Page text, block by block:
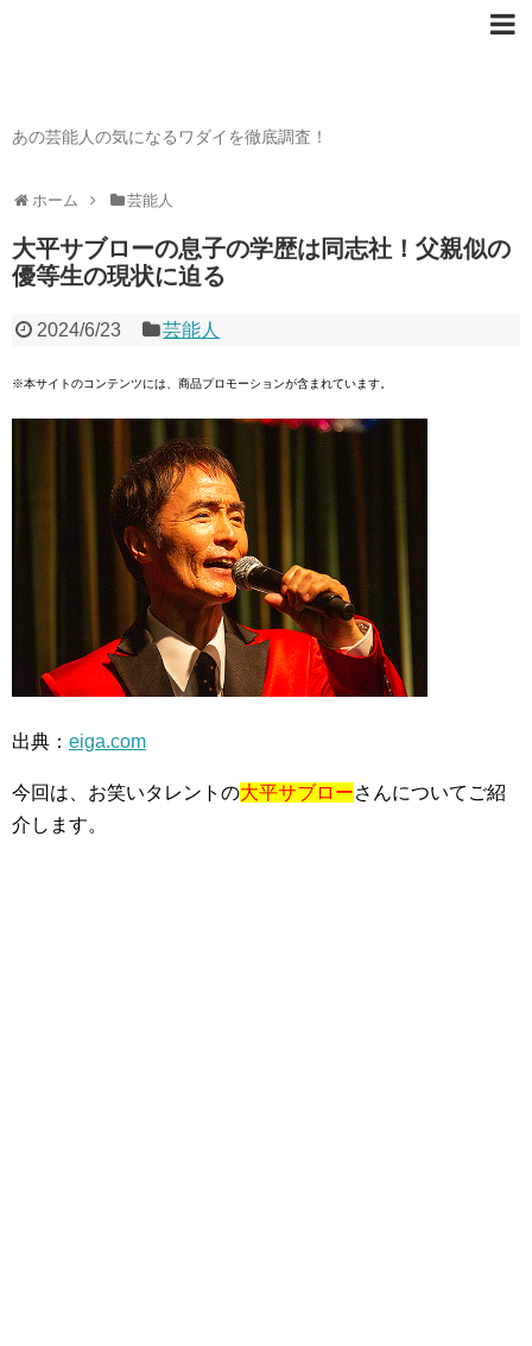
あの芸能人の気になるワダイを徹底調査！
ホーム 芸能人
大平サブローの息子の学歴は同志社！父親似の
優等生の現状に迫る
2024/6/23 芸能人
※本サイトのコンテンツには、商品プロモーションが含まれています。
出典： eiga.com
今回は、お笑いタレントの大平サブローさんについてご紹
介します。